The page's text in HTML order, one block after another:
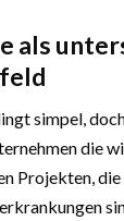
als
simpel,
die
Projekten,